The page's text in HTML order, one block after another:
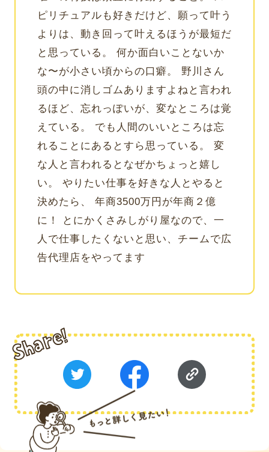
ピリチュアルも好きだけど、願って叶う
よりは、動き回って叶えるほうが最短だ
と思っている。 何か面白いことないか
な〜が小さい頃からの口癖。 野川さん
頭の中に消しゴムありますよねと言われ
るほど、忘れっぽいが、変なところは覚
えている。 でも人間のいいところは忘
れることにあるとすら思っている。 変
な人と言われるとなぜかちょっと嬉し
い。 やりたい仕事を好きな人とやると
決めたら、 年商3500万円が年商２億
に！ とにかくさみしがり屋なので、一
人で仕事したくないと思い、チームで広
告代理店をやってます